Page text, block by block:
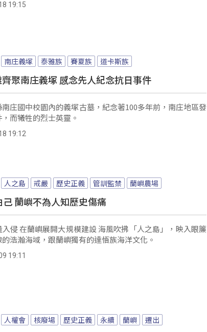
19:15
南庄義塚 泰雅族 賽夏族 道卡斯族
聚南庄義塚 感念先人紀念抗日事件
庄國中校園內的義塚古墓，紀念著100多年前，南庄地區發
而犧牲的烈士英靈。
19:12
人之島 戒嚴 歷史正義 管訓監禁 蘭嶼農場
蘭嶼不為人知歷史傷痛
展開大規模建設 海風吹拂「人之島」，映入眼簾
浩瀚海域，跟蘭嶼獨有的達悟族海洋文化。
19:11
人權會 核廢場 歷史正義 永續 蘭嶼 遷出